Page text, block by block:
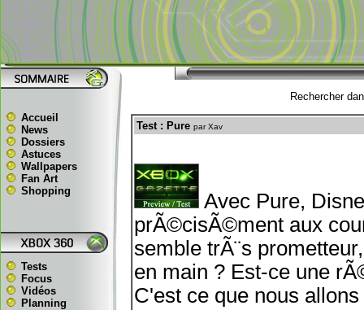
Accueil
News
Dossiers
Astuces
Wallpapers
Fan Art
Shopping
Tests
Focus
Vidéos
Planning
Rechercher
Test : Pure par Xav
Avec Pure,
prÃ©cisÃ©ment aux
semble trÃ¨s
en main ? Est-ce une
C'est ce que nous allons